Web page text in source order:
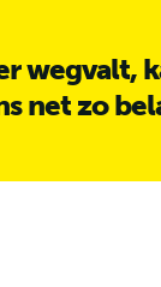
wegvalt,
net zo